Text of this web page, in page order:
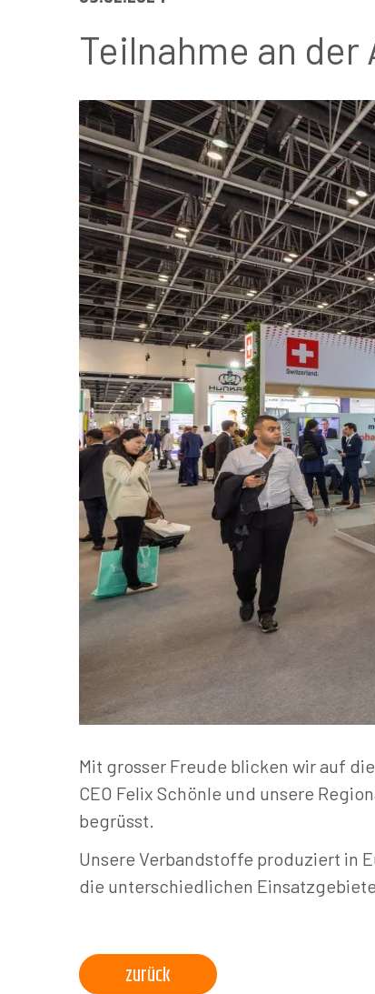
Teilnahme an der
Mit grosser Freude blicken wir auf
CEO Felix Schönle und unsere
begrüsst.
Unsere Verbandstoffe produziert in
die unterschiedlichen
zurück